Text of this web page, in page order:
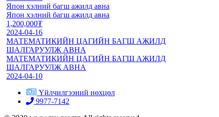
Япон хэлний багш ажилд авна
Япон хэлний багш ажилд авна
1,200,000₮
2024-04-16
МАТЕМАТИКИЙН ЦАГИЙН БАГШ АЖИЛД
ШАЛГАРУУЛЖ АВНА
МАТЕМАТИКИЙН ЦАГИЙН БАГШ АЖИЛД
ШАЛГАРУУЛЖ АВНА
2024-04-10
Үйлчилгээний нөхцөл
9977-7142